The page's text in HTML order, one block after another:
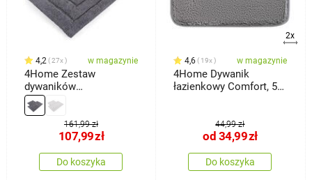
4,2 27x w magazynie
4Home Zestaw
dywaników
łazienkowych Retta, 50 x
60 cm, 60 x 100 cm
161,99 zł
107,99zł
Do koszyka
2x
4,6 19x w magazynie
4Home Dywanik
łazienkowy Comfort, 50
44,99 zł
od 34,99zł
Do koszyka